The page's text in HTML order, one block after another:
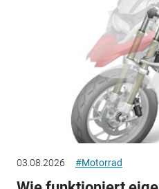
03.08.2026 #Motorrad